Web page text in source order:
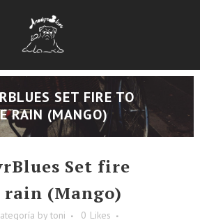
SET FIRE TO
RAIN (MANGO)
Set fire
(Mango)
by toni 0 Likes